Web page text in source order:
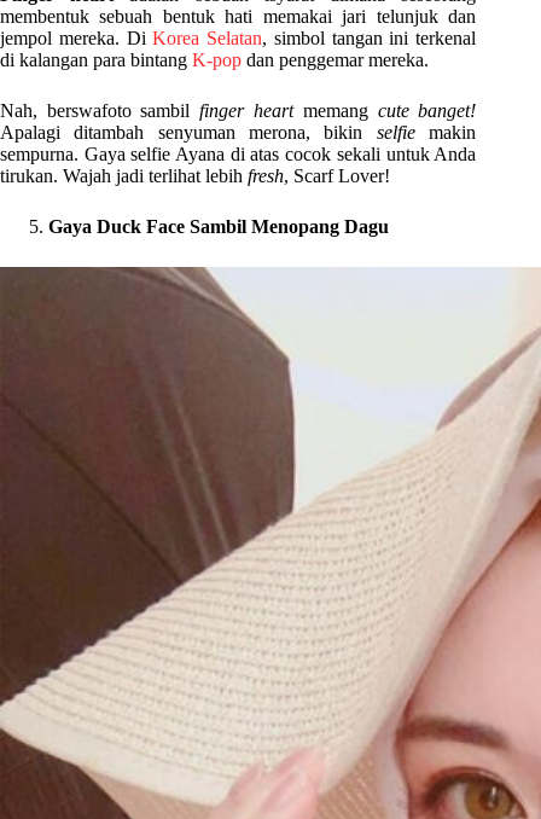
membentuk sebuah bentuk hati memakai jari telunjuk dan
jempol mereka. DiKorea Selatan, simbol tangan ini terkenal
di kalangan para bintang K-pop dan penggemar mereka.
Nah, berswafoto sambilfinger heartmemang cute banget!
Apalagi ditambah senyuman merona, bikin selfiemakin
sempurna. Gaya selfie Ayana di atas cocok sekali untuk Anda
tirukan. Wajah jadi terlihat lebih fresh, Scarf Lover!
Gaya Duck Face Sambil Menopang Dagu